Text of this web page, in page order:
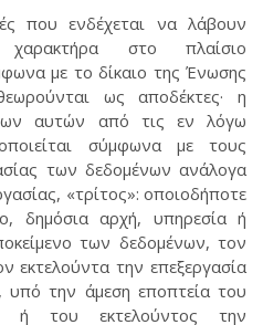
που ενδέχεται να λάβουν
χαρακτήρα στο πλαίσιο
με το δίκαιο της Ένωσης
ως αποδέκτες· η
αυτών από τις εν λόγω
σύμφωνα με τους
των δεδομένων ανάλογα
«τρίτος»: οποιοδήποτε
δημόσια αρχή, υπηρεσία ή
των δεδομένων, τον
εκτελούντα την επεξεργασία
την άμεση εποπτεία του
ή του εκτελούντος την